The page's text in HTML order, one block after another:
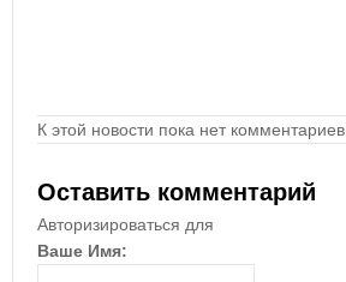
К этой новости пока нет комментариев.
Оставить комментарий
Авторизироваться для
Ваше Имя: